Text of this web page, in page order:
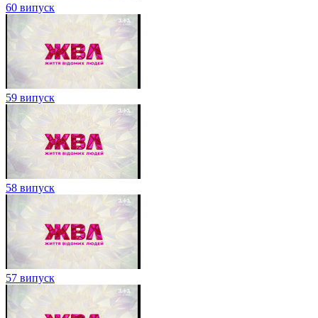
60 випуск
59 випуск
58 випуск
57 випуск